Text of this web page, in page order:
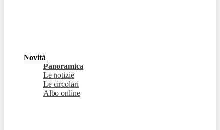
Novità
Panoramica
Le notizie
Le circolari
Albo online